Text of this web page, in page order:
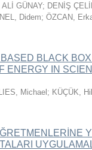
ALİ GÜNAY; DENİŞ
İNEL, Didem; ÖZCAN,
BLACK
ENERGY IN
Michael ; KÜÇÜK,